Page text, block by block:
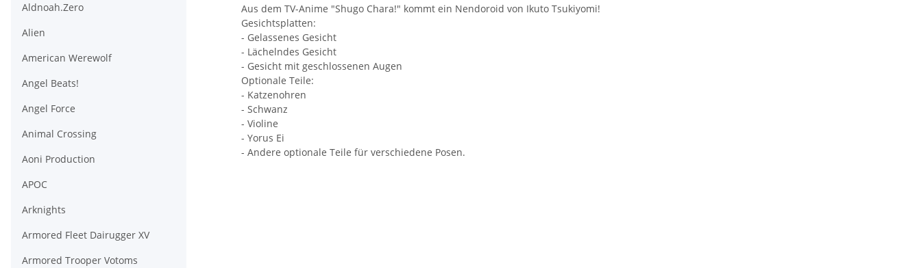
Aus dem TV-Anime "Shugo Chara!" kommt ein Nendoroid von Ikuto Tsukiyomi!
Gesichtsplatten:
- Gelassenes Gesicht
- Lächelndes Gesicht
- Gesicht mit geschlossenen Augen
Optionale Teile:
- Katzenohren
- Schwanz
- Violine
- Yorus Ei
- Andere optionale Teile für verschiedene Posen.
Aldnoah.Zero
Alien
American Werewolf
Angel Beats!
Angel Force
Animal Crossing
Aoni Production
APOC
Arknights
Armored Fleet Dairugger XV
Armored Trooper Votoms